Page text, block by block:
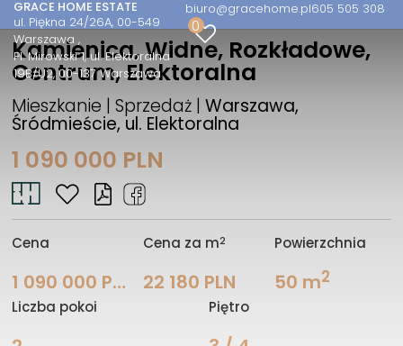
GRACE HOME ESTATE
ul. Piękna 24/26A, 00-549
Warszawa
Pl. Mirowski 1, ul. Elektoralna
19B/U2, 00-137 Warszawa
biuro@gracehome.pl605 505 308
0
Kamienica, Widne, Rozkładowe,
Centrum, Elektoralna
Mieszkanie | Sprzedaż |Warszawa,
Śródmieście, ul. Elektoralna
1 090 000 PLN
Cena
1 090 000 PLN
Cena za m2
22 180 PLN
Powierzchnia
50 m2
Liczba pokoi Piętro